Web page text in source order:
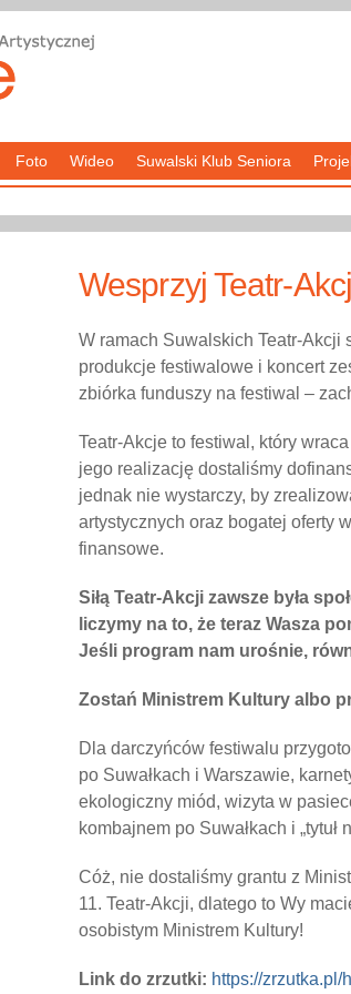
Foto Wideo Suwalski Klub Seniora
Wesprzyj Teatr-
W ramach Suwalskich Teatr-Akcji
produkcje festiwalowe i koncert
zbiórka funduszy na festiwal –
Teatr-Akcje to festiwal, który
jego realizację dostaliśmy
jednak nie wystarczy, by
artystycznych oraz bogatej oferty
finansowe.
Siłą Teatr-Akcji zawsze była
liczymy na to, że teraz Wasza
Jeśli program nam urośnie,
Zostań Ministrem Kultury albo
Dla darczyńców festiwalu
po Suwałkach i Warszawie,
ekologiczny miód, wizyta w
kombajnem po Suwałkach i
Cóż, nie dostaliśmy grantu z
11. Teatr-Akcji, dlatego to Wy
osobistym Ministrem Kultury!
Link do zrzutki: https://zrzutka.pl/